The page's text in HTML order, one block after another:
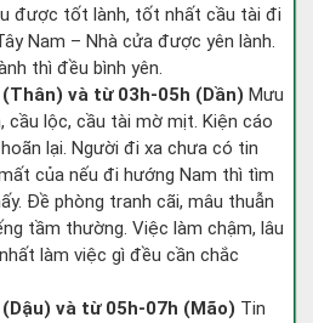
được tốt lành, tốt nhất cầu tài đi
Nam – Nhà cửa được yên lành.
thì đều bình yên.
và từ 03h-05h (Dần) Mưu
cầu lộc, cầu tài mờ mịt. Kiện cáo
lại. Người đi xa chưa có tin
của nếu đi hướng Nam thì tìm
Đề phòng tranh cãi, mâu thuẫn
tầm thường. Việc làm chậm, lâu
làm việc gì đều cần chắc
và từ 05h-07h (Mão) Tin